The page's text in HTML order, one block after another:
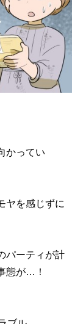
かってい
ヤを感じずに
パーティが計
態が…！